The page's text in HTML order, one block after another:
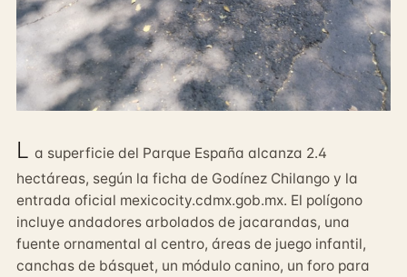
L a superficie del Parque España alcanza 2.4
hectáreas, según la ficha de Godínez Chilango y la
entrada oficial mexicocity.cdmx.gob.mx. El polígono
incluye andadores arbolados de jacarandas, una
fuente ornamental al centro, áreas de juego infantil,
canchas de básquet, un módulo canino, un foro para